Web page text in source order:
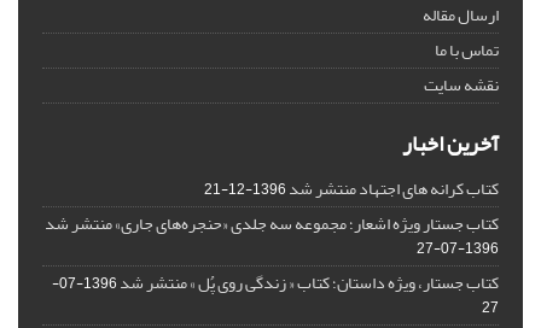
ارسال مقاله
تماس با ما
نقشه سایت
آخرین اخبار
کتاب کرانه های اجتهاد منتشر شد1396-12-21
کتاب جستار ویژه اشعار؛ مجموعه سه جلدی «حنجره‌های جاری» منتشر شد
1396-07-27
کتاب جستار، ویژه داستان؛ کتاب « زندگی روی پُل » منتشر شد
1396-07-
27